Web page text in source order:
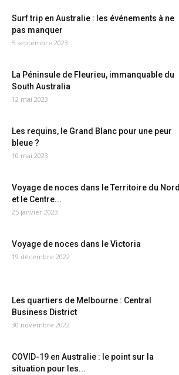
Surf trip en Australie : les événements à ne
pas manquer
5 septembre 2023
La Péninsule de Fleurieu, immanquable du
South Australia
12 mai 2023
Les requins, le Grand Blanc pour une peur
bleue ?
10 mai 2023
Voyage de noces dans le Territoire du Nord
et le Centre...
25 janvier 2023
Voyage de noces dans le Victoria
19 décembre 2022
Les quartiers de Melbourne : Central
Business District
30 novembre 2022
COVID-19 en Australie : le point sur la
situation pour les...